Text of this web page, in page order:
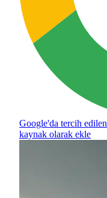
Google'da tercih edilen
kaynak olarak ekle